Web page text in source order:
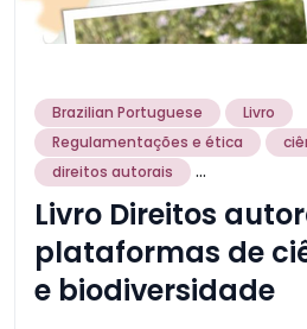
Brazilian Portuguese
Livro
Regulamentações e ética
direitos autorais
...
Livro Direitos
plataformas de
e biodiversidade